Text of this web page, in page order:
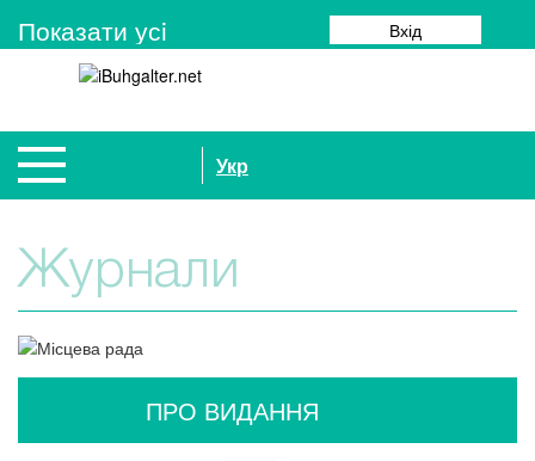
Показати усi Вхід
Укр
Журнали
ПРО ВИДАННЯ